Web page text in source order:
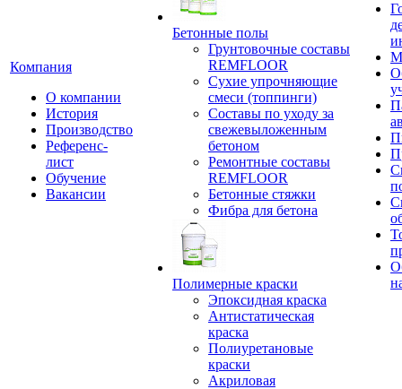
Компания
О компании
История
Производство
Референс-
лист
Обучение
Вакансии
Бетонные полы
Грунтовочные составы
REMFLOOR
Сухие упрочняющие
смеси (топпинги)
Составы по уходу за
свежевыложенным
бетоном
Ремонтные составы
REMFLOOR
Бетонные стяжки
Фибра для бетона
Полимерные краски
Эпоксидная краска
Антистатическая
краска
Полиуретановые
краски
Акриловая